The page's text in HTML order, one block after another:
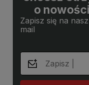
o
Zapisz się na
mail